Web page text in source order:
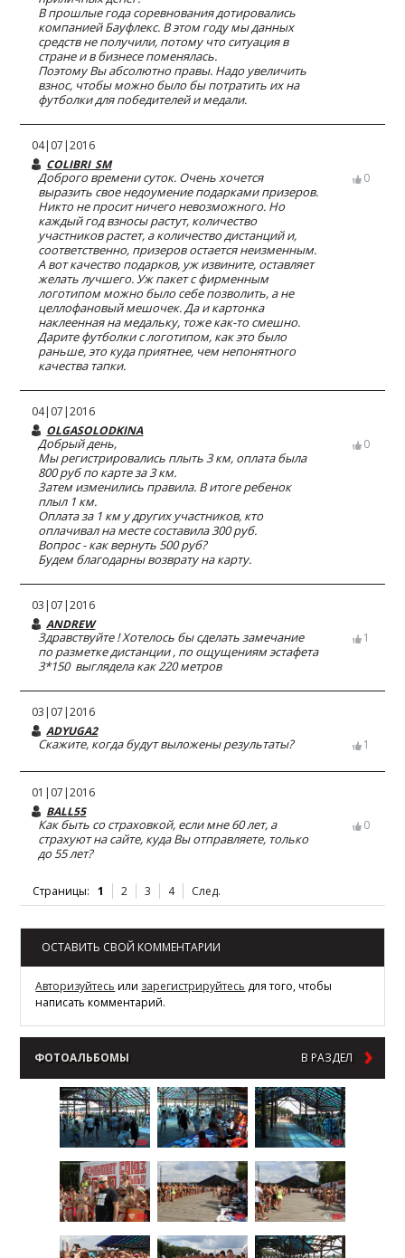
В прошлые года соревнования дотировались
компанией Бауфлекс. В этом году мы данных
средств не получили, потому что ситуация в
стране и в бизнесе поменялась.
Поэтому Вы абсолютно правы. Надо увеличить
взнос, чтобы можно было бы потратить их на
футболки для победителей и медали.
04|07|2016
COLIBRI_SM
Доброго времени суток. Очень хочется
выразить свое недоумение подарками призеров.
Никто не просит ничего невозможного. Но
каждый год взносы растут, количество
участников растет, а количество дистанций и,
соответственно, призеров остается неизменным.
А вот качество подарков, уж извините, оставляет
желать лучшего. Уж пакет с фирменным
логотипом можно было себе позволить, а не
целлофановый мешочек. Да и картонка
наклеенная на медальку, тоже как-то смешно.
Дарите футболки с логотипом, как это было
раньше, это куда приятнее, чем непонятного
качества тапки.
0
04|07|2016
OLGASOLODKINA
Добрый день,
Мы регистрировались плыть 3 км, оплата была
800 руб по карте за 3 км.
Затем изменились правила. В итоге ребенок
плыл 1 км.
Оплата за 1 км у других участников, кто
оплачивал на месте составила 300 руб.
Вопрос - как вернуть 500 руб?
Будем благодарны возврату на карту.
0
03|07|2016
ANDREW
Здравствуйте ! Хотелось бы сделать замечание
по разметке дистанции , по ощущениям эстафета
3*150 выглядела как 220 метров
1
03|07|2016
ADYUGA2
Скажите, когда будут выложены результаты? 1
01|07|2016
BALL55
Как быть со страховкой, если мне 60 лет, а
страхуют на сайте, куда Вы отправляете, только
до 55 лет?
0
Страницы: 1 2 3 4 След.
ОСТАВИТЬ СВОЙ КОММЕНТАРИИ
Авторизуйтесь или зарегистрируйтесь для того, чтобы
написать комментарий.
ФОТОАЛЬБОМЫ В РАЗДЕЛ